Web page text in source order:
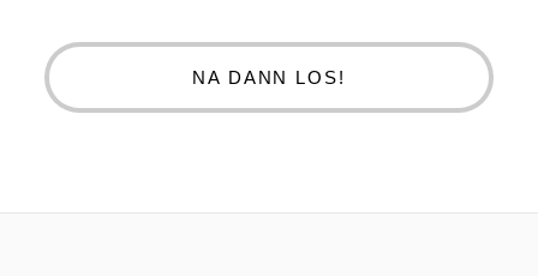
NA DANN LOS!